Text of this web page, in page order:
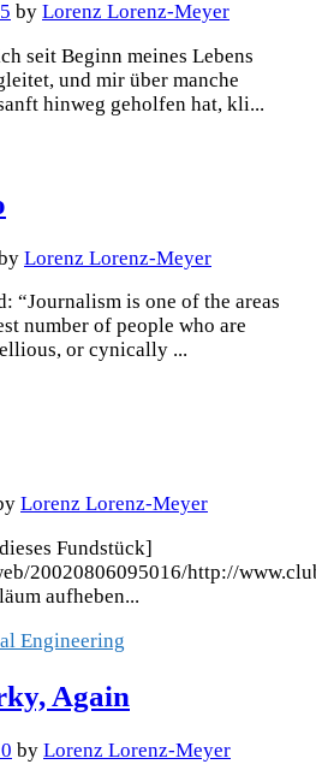
by Lorenz Lorenz-Meyer
seit Beginn meines Lebens
und mir über manche
hinweg geholfen hat, kli...
Lorenz Lorenz-Meyer
“Journalism is one of the areas
number of people who are
or cynically ...
Lorenz Lorenz-Meyer
Fundstück]
20020806095016/http://
aufheben...
Engineering
Again
by Lorenz Lorenz-Meyer